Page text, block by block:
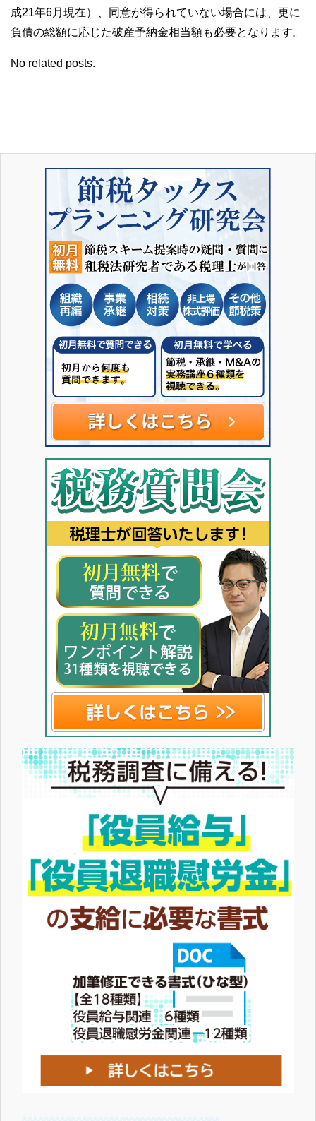
成21年6月現在）、同意が得られていない場合には、更に
負債の総額に応じた破産予納金相当額も必要となります。
No related posts.